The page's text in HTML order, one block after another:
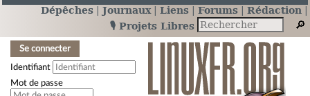
Dépêches Journaux Liens Forums
Rédaction
🎙️ Projets Libres
Se connecter
Identifiant
Mot de passe